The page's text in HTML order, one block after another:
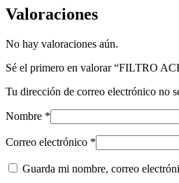
Valoraciones
No hay valoraciones aún.
Sé el primero en valorar “FILTRO
Tu dirección de correo electrónico no
Nombre *
Correo electrónico *
Guarda mi nombre, correo